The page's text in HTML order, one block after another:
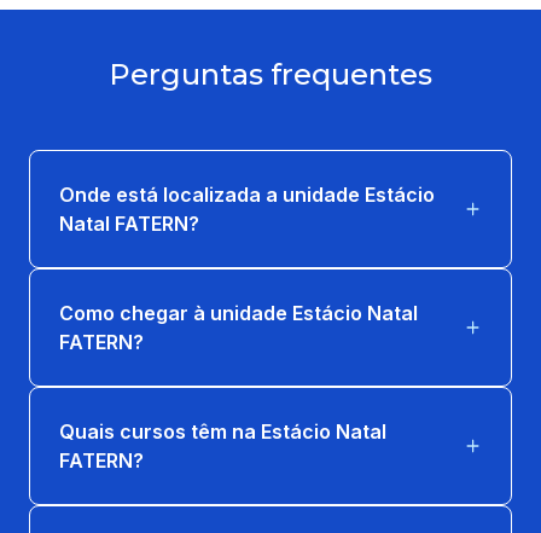
Perguntas frequentes
Onde está localizada a unidade Estácio
Natal FATERN?
Como chegar à unidade Estácio Natal
FATERN?
Quais cursos têm na Estácio Natal
FATERN?